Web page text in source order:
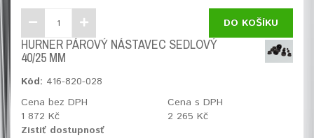
DO KOŠÍKU
HURNER PÁROVÝ NÁSTAVEC SEDLOVÝ
40/25 MM
Kód: 416-820-028
Cena bez DPH
1 872 Kč
Cena s DPH
2 265 Kč
Zistiť dostupnosť